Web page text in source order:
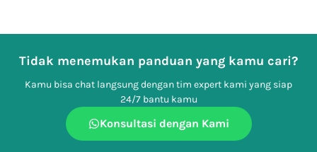
Tidak menemukan panduan yang kamu cari?
Kamu bisa chat langsung dengan tim expert kami yang siap
24/7 bantu kamu
Konsultasi dengan Kami